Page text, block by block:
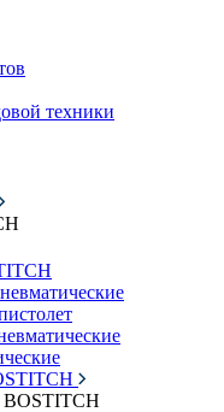
техники
BOSTITCH